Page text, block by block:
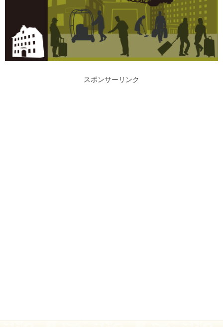
スポンサーリンク